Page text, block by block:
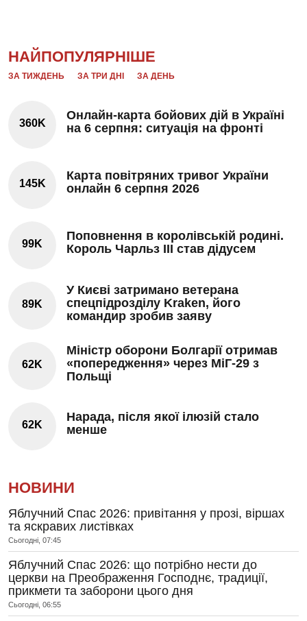
НАЙПОПУЛЯРНІШЕ
ЗА ТИЖДЕНЬ ЗА ТРИ ДНІ ЗА ДЕНЬ
360K
Онлайн-карта бойових дій в Україні
на 6 серпня: ситуація на фронті
145K
Карта повітряних тривог України
онлайн 6 серпня 2026
99K
Поповнення в королівській родині.
Король Чарльз III став дідусем
89K
У Києві затримано ветерана
спецпідрозділу Kraken, його
командир зробив заяву
62K
Міністр оборони Болгарії отримав
«попередження» через МіГ-29 з
Польщі
62K
Нарада, після якої ілюзій стало
менше
НОВИНИ
Яблучний Спас 2026: привітання у прозі, віршах
та яскравих листівках
Сьогодні, 07:45
Яблучний Спас 2026: що потрібно нести до
церкви на Преображення Господнє, традиції,
прикмети та заборони цього дня
Сьогодні, 06:55